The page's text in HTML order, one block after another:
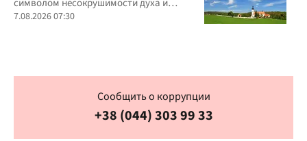
символом несокрушимости духа и
доверия к Богу.
7.08.2026 07:30
Сообщить о коррупции
+38 (044) 303 99 33